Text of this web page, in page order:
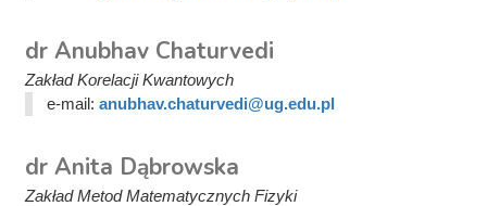
dr Anubhav Chaturvedi
Zakład Korelacji Kwantowych
e-mail: anubhav.chaturvedi@ug.edu.pl
dr Anita Dąbrowska
Zakład Metod Matematycznych Fizyki